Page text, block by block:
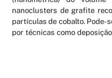
nanoclusters de grafite
partículas de cobalto. Pode-
por técnicas como